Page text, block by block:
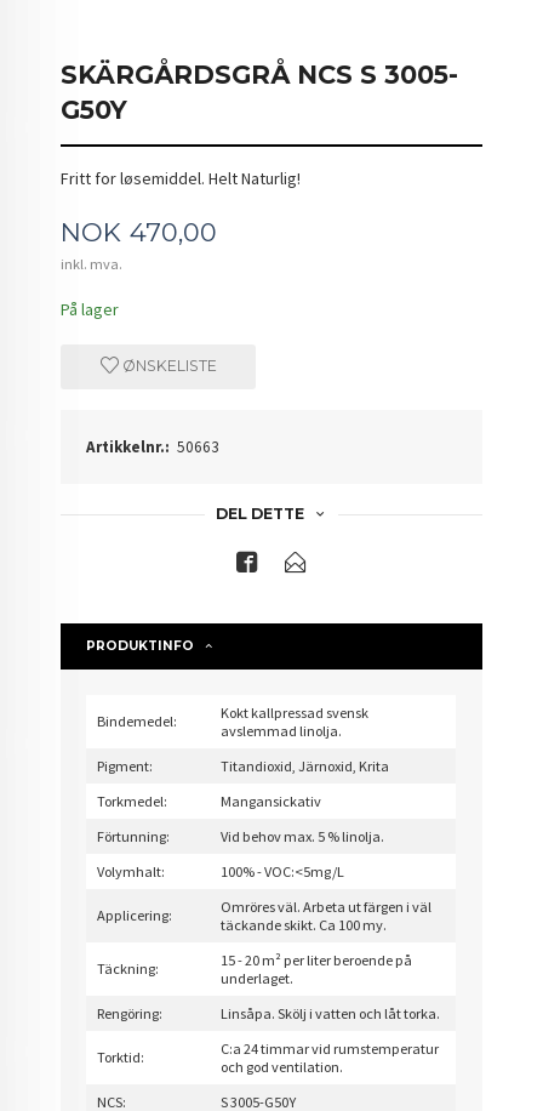
SKÄRGÅRDSGRÅ NCS S 3005-
G50Y
Fritt for løsemiddel. Helt Naturlig!
Pris
NOK 470,00
inkl. mva.
På lager
ØNSKELISTE
Artikkelnr.: 50663
DEL DETTE
PRODUKTINFO
Bindemedel:
Kokt kallpressad svensk
avslemmad linolja.
Pigment:
Titandioxid, Järnoxid, Krita
Torkmedel:
Mangansickativ
Förtunning:
Vid behov max. 5 % linolja.
Volymhalt:
100% - VOC:<5mg/L
Applicering:
Omröres väl. Arbeta ut färgen i väl
täckande skikt. Ca 100 my.
Täckning:
15 - 20 m² per liter beroende på
underlaget.
Rengöring:
Linsåpa. Skölj i vatten och låt torka.
Torktid:
C:a 24 timmar vid rumstemperatur
och god ventilation.
NCS:
S 3005-G50Y